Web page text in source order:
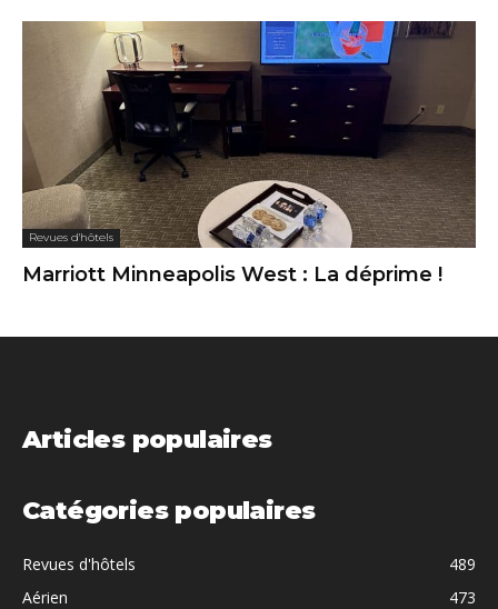
Revues d'hôtels
Marriott Minneapolis West : La déprime !
Articles populaires
Catégories populaires
Revues d'hôtels
489
Aérien
473